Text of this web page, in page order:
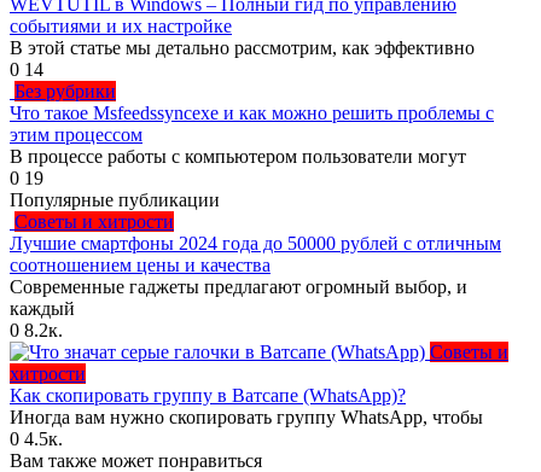
событиями и их настройке
В этой статье мы детально рассмотрим, как эффективно
0 14
Без рубрики
Что такое Msfeedssyncexe и как можно решить проблемы с
этим процессом
В процессе работы с компьютером пользователи могут
0 19
Популярные публикации
Советы и хитрости
Лучшие смартфоны 2024 года до 50000 рублей с отличным
соотношением цены и качества
Современные гаджеты предлагают огромный выбор, и
каждый
0 8.2к.
Советы и
хитрости
Как скопировать группу в Ватсапе (WhatsApp)?
Иногда вам нужно скопировать группу WhatsApp, чтобы
0 4.5к.
Вам также может понравиться